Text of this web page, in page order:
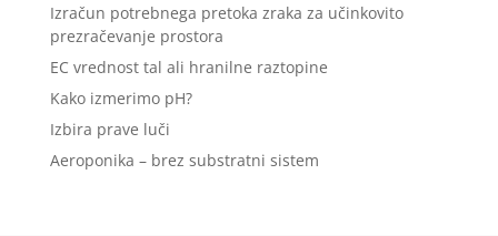
Izračun potrebnega pretoka zraka za učinkovito
prezračevanje prostora
EC vrednost tal ali hranilne raztopine
Kako izmerimo pH?
Izbira prave luči
Aeroponika – brez substratni sistem